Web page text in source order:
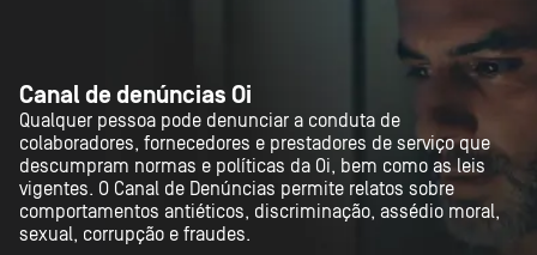
Canal de denúncias Oi
Qualquer pessoa pode denunciar a conduta de
colaboradores, fornecedores e prestadores de serviço que
descumpram normas e políticas da Oi, bem como as leis
vigentes. O Canal de Denúncias permite relatos sobre
comportamentos antiéticos, discriminação, assédio moral,
sexual, corrupção e fraudes.